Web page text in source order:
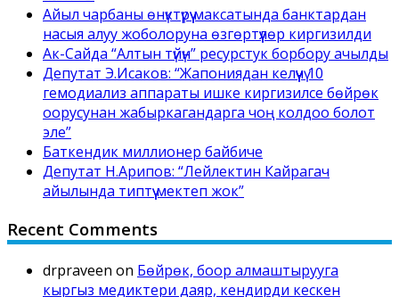
Айыл чарбаны өнүктүрүү максатында банктардан
насыя алуу жоболоруна өзгөртүүлөр киргизилди
Ак-Сайда “Алтын түйүн” ресурстук борбору ачылды
Депутат Э.Исаков: “Жапониядан келүүчү 10
гемодиализ аппараты ишке киргизилсе бөйрөк
оорусунан жабыркагандарга чоң колдоо болот
эле”
Баткендик миллионер байбиче
Депутат Н.Арипов: “Лейлектин Кайрагач
айылында типтүү мектеп жок”
Recent Comments
drpraveen on Бөйрөк, боор алмаштырууга
кыргыз медиктери даяр, кендирди кескен